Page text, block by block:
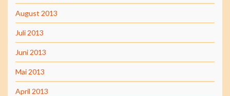
August 2013
Juli 2013
Juni 2013
Mai 2013
April 2013